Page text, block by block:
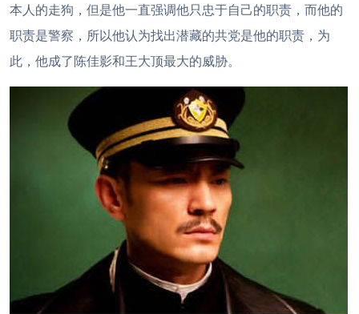
本人的走狗，但是他一直强调他只忠于自己的职责，而他的
职责是警察，所以他认为找出潜藏的共党是他的职责，为
此，他成了陈佳影和王大顶最大的威胁。